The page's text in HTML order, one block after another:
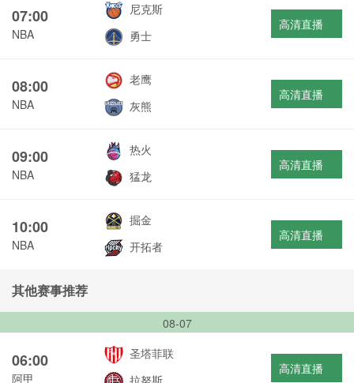
07:00
NBA
尼克斯
勇士
高清直播
08:00
NBA
老鹰
灰熊
高清直播
09:00
NBA
热火
猛龙
高清直播
10:00
NBA
掘金
开拓者
高清直播
其他赛事推荐
08-07
06:00
阿甲
圣塔菲联
拉努斯
高清直播